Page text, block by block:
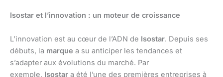
Isostar et l’innovation : un moteur de croissance
L’innovation est au cœur de l’ADN de Isostar. Depuis ses
débuts, la marque a su anticiper les tendances et
s’adapter aux évolutions du marché. Par
exemple, Isostar a été l’une des premières entreprises à